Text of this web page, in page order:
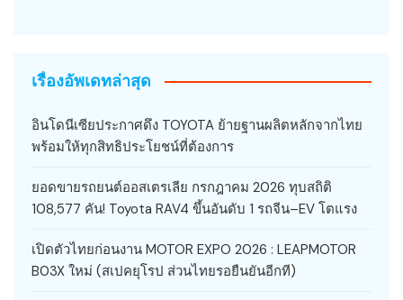
เรื่องอัพเดทล่าสุด
อินโดนีเซียประกาศดึง TOYOTA ย้ายฐานผลิตหลักจากไทย
พร้อมให้ทุกสิทธิประโยชน์ที่ต้องการ
ยอดขายรถยนต์ออสเตรเลีย กรกฎาคม 2026 ทุบสถิติ
108,577 คัน! Toyota RAV4 ขึ้นอันดับ 1 รถจีน–EV โตแรง
เปิดตัวไทยก่อนงาน MOTOR EXPO 2026 : LEAPMOTOR
B03X ใหม่ (สเปคยุโรป ส่วนไทยรอยืนยันอีกที)